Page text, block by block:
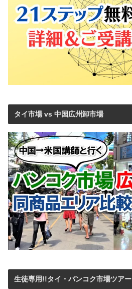
タイ市場 vs 中国広州卸市場
生徒専用!!タイ・バンコク市場ツアー